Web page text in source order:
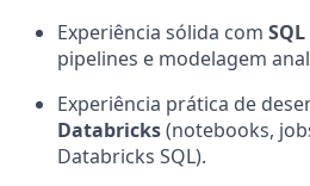
Experiência sólida com SQL
pipelines e modelagem
Experiência prática de
Databricks(notebooks,
Databricks SQL).